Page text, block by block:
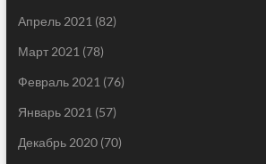
Апрель 2021 (82)
Март 2021 (78)
Февраль 2021 (76)
Январь 2021 (57)
Декабрь 2020(70)